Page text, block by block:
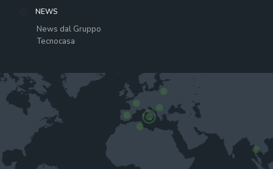
NEWS
News dal Gruppo
Tecnocasa